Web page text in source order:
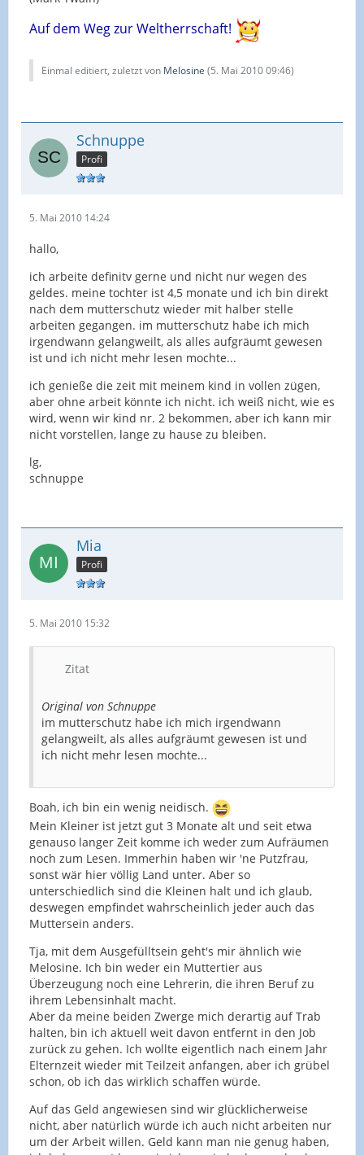
Auf dem Weg zur Weltherrschaft!
Einmal editiert, zuletzt von Melosine (5. Mai 2010 09:46)
Schnuppe
Profi
5. Mai 2010 14:24
hallo,
ich arbeite definitv gerne und nicht nur wegen des
geldes. meine tochter ist 4,5 monate und ich bin direkt
nach dem mutterschutz wieder mit halber stelle
arbeiten gegangen. im mutterschutz habe ich mich
irgendwann gelangweilt, als alles aufgräumt gewesen
ist und ich nicht mehr lesen mochte...
ich genieße die zeit mit meinem kind in vollen zügen,
aber ohne arbeit könnte ich nicht. ich weiß nicht, wie es
wird, wenn wir kind nr. 2 bekommen, aber ich kann mir
nicht vorstellen, lange zu hause zu bleiben.
lg,
schnuppe
Mia
Profi
5. Mai 2010 15:32
Zitat
Original von Schnuppe
im mutterschutz habe ich mich irgendwann
gelangweilt, als alles aufgräumt gewesen ist und
ich nicht mehr lesen mochte...
Boah, ich bin ein wenig neidisch.
Mein Kleiner ist jetzt gut 3 Monate alt und seit etwa
genauso langer Zeit komme ich weder zum Aufräumen
noch zum Lesen. Immerhin haben wir 'ne Putzfrau,
sonst wär hier völlig Land unter. Aber so
unterschiedlich sind die Kleinen halt und ich glaub,
deswegen empfindet wahrscheinlich jeder auch das
Muttersein anders.
Tja, mit dem Ausgefülltsein geht's mir ähnlich wie
Melosine. Ich bin weder ein Muttertier aus
Überzeugung noch eine Lehrerin, die ihren Beruf zu
ihrem Lebensinhalt macht.
Aber da meine beiden Zwerge mich derartig auf Trab
halten, bin ich aktuell weit davon entfernt in den Job
zurück zu gehen. Ich wollte eigentlich nach einem Jahr
Elternzeit wieder mit Teilzeit anfangen, aber ich grübel
schon, ob ich das wirklich schaffen würde.
Auf das Geld angewiesen sind wir glücklicherweise
nicht, aber natürlich würde ich auch nicht arbeiten nur
um der Arbeit willen. Geld kann man nie genug haben,